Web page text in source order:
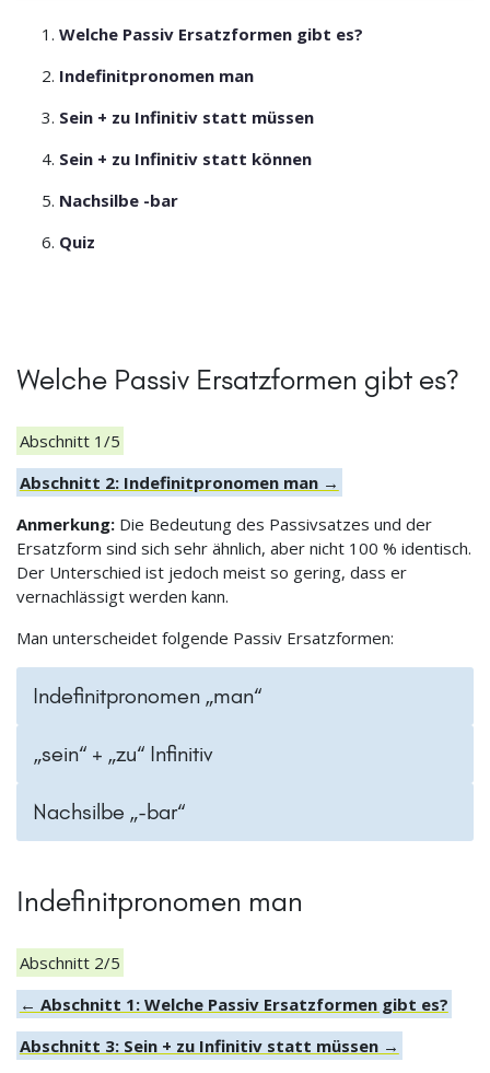
Welche Passiv Ersatzformen gibt es?
Indefinitpronomen man
Sein + zu Infinitiv statt müssen
Sein + zu Infinitiv statt können
Nachsilbe -bar
Quiz
Welche Passiv Ersatzformen gibt es?
Abschnitt 1/5
Abschnitt 2: Indefinitpronomen man →
Anmerkung: Die Bedeutung des Passivsatzes und der
Ersatzform sind sich sehr ähnlich, aber nicht 100 % identisch.
Der Unterschied ist jedoch meist so gering, dass er
vernachlässigt werden kann.
Man unterscheidet folgende Passiv Ersatzformen:
Indefinitpronomen „man“
„sein“ + „zu“ Infinitiv
Nachsilbe „-bar“
Indefinitpronomen man
Abschnitt 2/5
← Abschnitt 1: Welche Passiv Ersatzformen gibt es?
Abschnitt 3: Sein + zu Infinitiv statt müssen →